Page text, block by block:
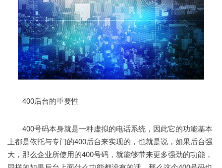
400后台的重要性
400号码本身就是一种虚拟的电话系统，因此它的功能基本
上都是依托与专门的400后台来实现的，也就是说，如果后台强
大，那么企业所使用的400号码，就能够带来更多强劲的功能，